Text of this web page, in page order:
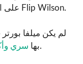
على المستوى الوطني بسبب أدائه في برنامج Flip Wilson.
لم يكن ميلفا
بها سري .